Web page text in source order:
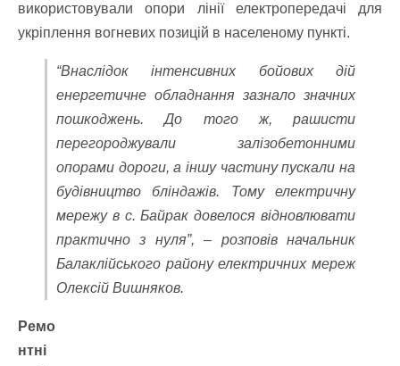
використовували опори лінії електропередачі для
укріплення вогневих позицій в населеному пункті.
“Внаслідок інтенсивних бойових дій
енергетичне обладнання зазнало значних
пошкоджень. До того ж, рашисти
перегороджували залізобетонними
опорами дороги, а іншу частину пускали на
будівництво бліндажів. Тому електричну
мережу в с. Байрак довелося відновлювати
практично з нуля”, – розповів начальник
Балаклійського району електричних мереж
Олексій Вишняков.
Ремо
нтні